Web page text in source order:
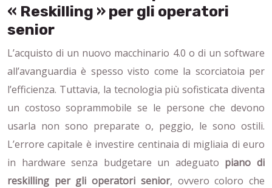
« Reskilling » per gli operatori
senior
L’acquisto di un nuovo macchinario 4.0 o di un software
all’avanguardia è spesso visto come la scorciatoia per
l’efficienza. Tuttavia, la tecnologia più sofisticata diventa
un costoso soprammobile se le persone che devono
usarla non sono preparate o, peggio, le sono ostili.
L’errore capitale è investire centinaia di migliaia di euro
in hardware senza budgetare un adeguato piano di
reskilling per gli operatori senior, ovvero coloro che